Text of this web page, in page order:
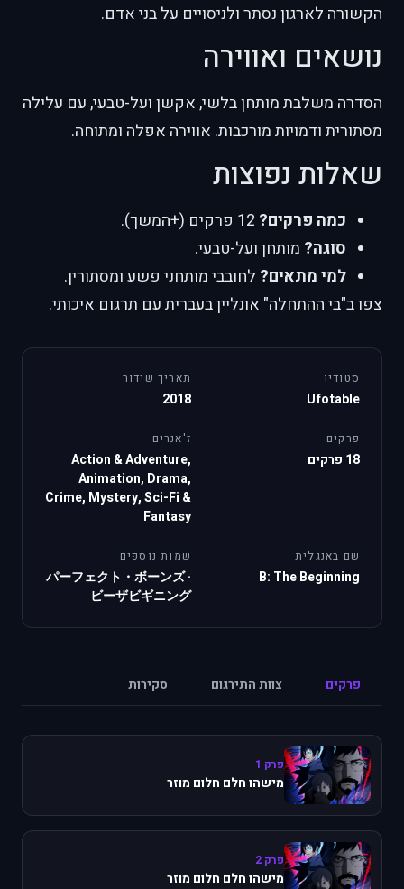
הקשורה לארגון נסתר ולניסויים על בני אדם.
נושאים ואווירה
הסדרה משלבת מותחן בלשי, אקשן ועל-טבעי, עם עלילה
מסתורית ודמויות מורכבות. אווירה אפלה ומתוחה.
שאלות נפוצות
כמה פרקים?
סוגה? מותחן ועל-טבעי.
למי מתאים? לחובבי מותחני פשע ומסתורין.
צפו ב"בי ההתחלה" אונליין בעברית עם תרגום איכותי.
סטודיו
Ufotable
תאריך שידור
2018
פרקים
18 פרקים
ז'אנרים
Action & Adventure,
Animation, Drama,
Crime, Mystery, Sci-Fi &
Fantasy
שם באנגלית
B: The Beginning
שמות נוספים
パーフェクト・ボーンズ·
ビーザビギニング
פרקים צוות התירגום סקירות
פרק 1
מישהו חלם חלום מוזר
פרק 2
מישהו חלם חלום מוזר